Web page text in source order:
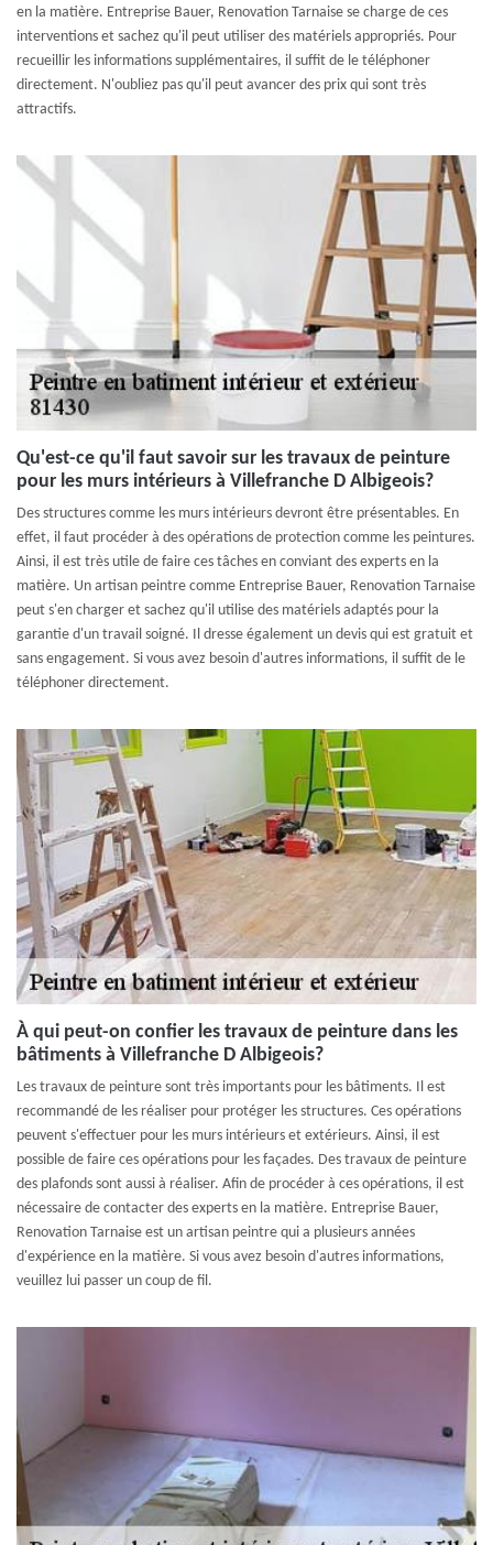
en la matière. Entreprise Bauer, Renovation Tarnaise se charge de ces
interventions et sachez qu'il peut utiliser des matériels appropriés. Pour
recueillir les informations supplémentaires, il suffit de le téléphoner
directement. N'oubliez pas qu'il peut avancer des prix qui sont très
attractifs.
Qu'est-ce qu'il faut savoir sur les travaux de peinture
pour les murs intérieurs à Villefranche D Albigeois?
Des structures comme les murs intérieurs devront être présentables. En
effet, il faut procéder à des opérations de protection comme les peintures.
Ainsi, il est très utile de faire ces tâches en conviant des experts en la
matière. Un artisan peintre comme Entreprise Bauer, Renovation Tarnaise
peut s'en charger et sachez qu'il utilise des matériels adaptés pour la
garantie d'un travail soigné. Il dresse également un devis qui est gratuit et
sans engagement. Si vous avez besoin d'autres informations, il suffit de le
téléphoner directement.
À qui peut-on confier les travaux de peinture dans les
bâtiments à Villefranche D Albigeois?
Les travaux de peinture sont très importants pour les bâtiments. Il est
recommandé de les réaliser pour protéger les structures. Ces opérations
peuvent s'effectuer pour les murs intérieurs et extérieurs. Ainsi, il est
possible de faire ces opérations pour les façades. Des travaux de peinture
des plafonds sont aussi à réaliser. Afin de procéder à ces opérations, il est
nécessaire de contacter des experts en la matière. Entreprise Bauer,
Renovation Tarnaise est un artisan peintre qui a plusieurs années
d'expérience en la matière. Si vous avez besoin d'autres informations,
veuillez lui passer un coup de fil.